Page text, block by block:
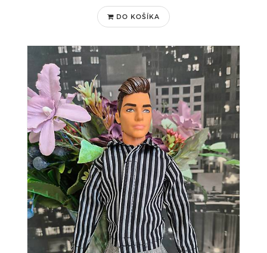
DO KOŠÍKA